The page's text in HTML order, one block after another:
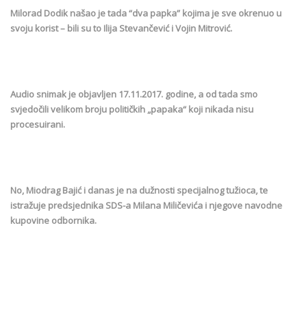
Milorad Dodik našao je tada “dva papka” kojima je sve okrenuo u
svoju korist – bili su to Ilija Stevančević i Vojin Mitrović.
Audio snimak je objavljen 17.11.2017. godine, a od tada smo
svjedočili velikom broju političkih „papaka“ koji nikada nisu
procesuirani.
No, Miodrag Bajić i danas je na dužnosti specijalnog tužioca, te
istražuje predsjednika SDS-a Milana Miličevića i njegove navodne
kupovine odbornika.